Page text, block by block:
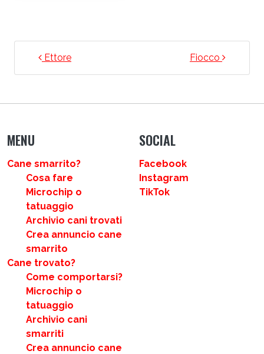
NAVIGAZIONE ARTICOLI
Ettore Fiocco
MENU
Cane smarrito?
Cosa fare
Microchip o
tatuaggio
Archivio cani trovati
Crea annuncio cane
smarrito
Cane trovato?
Come comportarsi?
Microchip o
tatuaggio
Archivio cani
smarriti
Crea annuncio cane
SOCIAL
Facebook
Instagram
TikTok